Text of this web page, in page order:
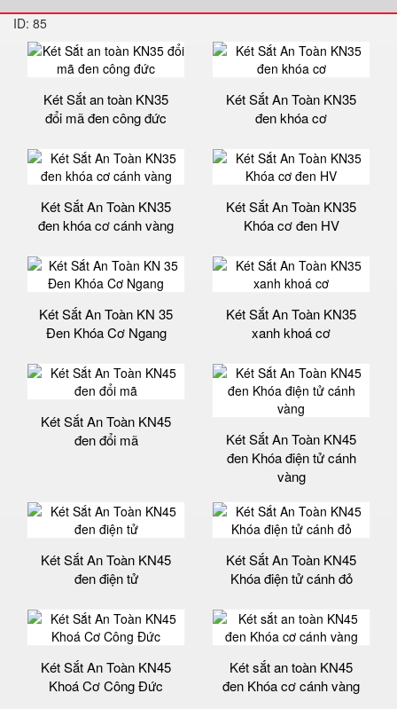
ID: 85
Két Sắt an toàn KN35
đổi mã đen công đức
Két Sắt An Toàn KN35
đen khóa cơ
Két Sắt An Toàn KN35
đen khóa cơ cánh vàng
Két Sắt An Toàn KN35
Khóa cơ đen HV
Két Sắt An Toàn KN 35
Đen Khóa Cơ Ngang
Két Sắt An Toàn KN35
xanh khoá cơ
Két Sắt An Toàn KN45
đen đổi mã
Két Sắt An Toàn KN45
đen Khóa điện tử cánh
vàng
Két Sắt An Toàn KN45
đen điện tử
Két Sắt An Toàn KN45
Khóa điện tử cánh đỏ
Két Sắt An Toàn KN45
Khoá Cơ Công Đức
Két sắt an toàn KN45
đen Khóa cơ cánh vàng